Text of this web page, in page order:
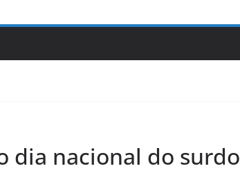
dia nacional do surdo